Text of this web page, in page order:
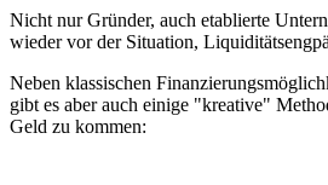
Nicht nur Gründer, auch etablierte
wieder vor der Situation,
Neben klassischen
gibt es aber auch einige "kreative"
Geld zu kommen: